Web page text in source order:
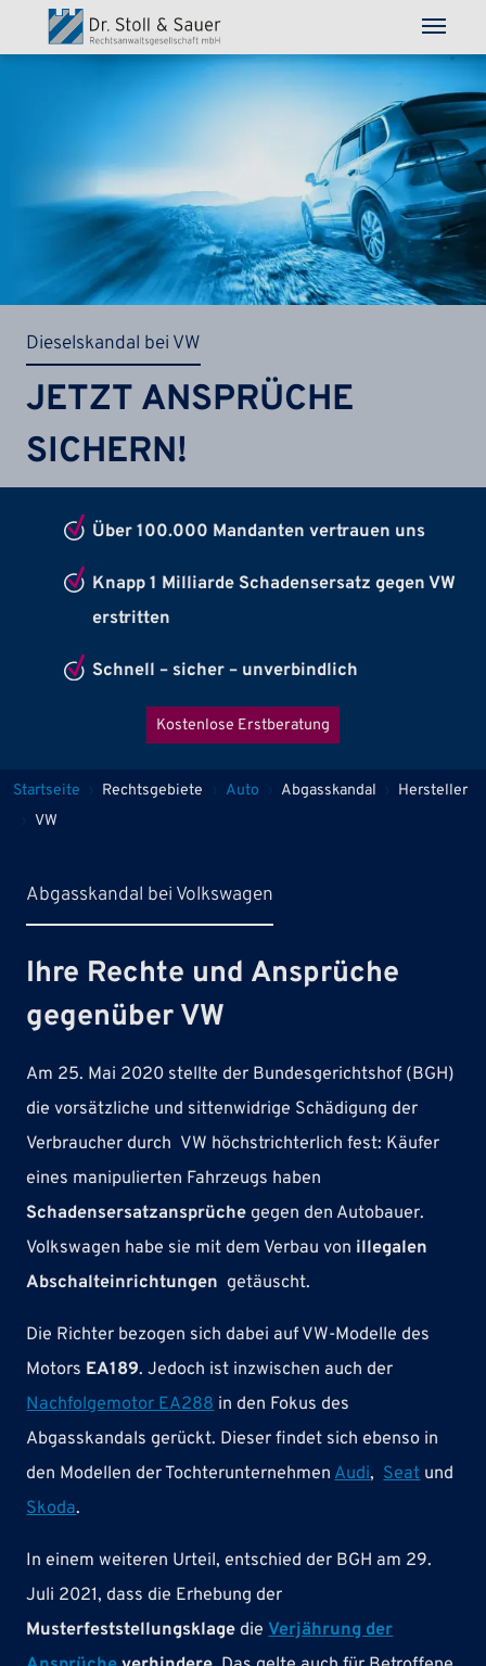
Direkt zum Inhalt
Dieselskandal bei VW
JETZT ANSPRÜCHE
SICHERN!
Über 100.000 Mandanten vertrauen uns
Knapp 1 Milliarde Schadensersatz gegen VW
erstritten
Schnell – sicher – unverbindlich
Kostenlose Erstberatung
Pfadnavigation
Startseite Rechtsgebiete Auto Abgasskandal
Hersteller
VW
Abgasskandal bei Volkswagen
Ihre Rechte und Ansprüche
gegenüber VW
Am 25. Mai 2020 stellte der Bundesgerichtshof (BGH)
die vorsätzliche und sittenwidrige Schädigung der
Verbraucher durch VW höchstrichterlich fest: Käufer
eines manipulierten Fahrzeugs haben
Schadensersatzansprüche gegen den Autobauer.
Volkswagen habe sie mit dem Verbau von illegalen
Abschalteinrichtungen getäuscht.
Die Richter bezogen sich dabei auf VW-Modelle des
Motors EA189. Jedoch ist inzwischen auch der
Nachfolgemotor EA288 in den Fokus des
Abgasskandals gerückt. Dieser findet sich ebenso in
den Modellen der Tochterunternehmen Audi, Seat und
Skoda.
In einem weiteren Urteil, entschied der BGH am 29.
Juli 2021, dass die Erhebung der
Musterfeststellungsklage dieVerjährung der